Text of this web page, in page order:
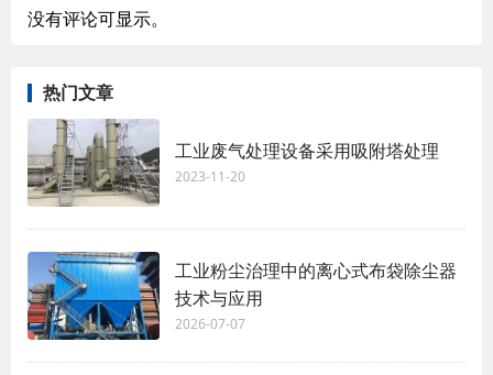
没有评论可显示。
热门文章
工业废气处理设备采用吸附塔处理
2023-11-20
工业粉尘治理中的离心式布袋除尘器
技术与应用
2026-07-07